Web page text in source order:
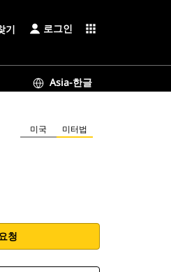
기 로그인 apps
Asia-한글
미국 미터법
청